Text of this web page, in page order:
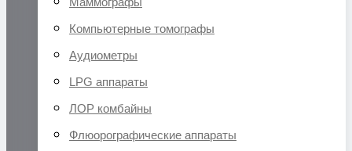
Компьютерные томографы
Аудиометры
LPG аппараты
ЛОР комбайны
Флюорографические аппараты